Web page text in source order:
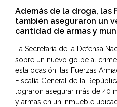
Además de la droga, las
también aseguraron un
cantidad de armas y
La Secretaría de la Defensa
sobre un nuevo golpe al
esta ocasión, las Fuerzas
Fiscalía General de la
lograron asegurar más de 40
y armas en un inmueble